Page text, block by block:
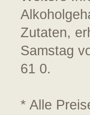
Zutaten,
Samstag
61 0.
* Alle